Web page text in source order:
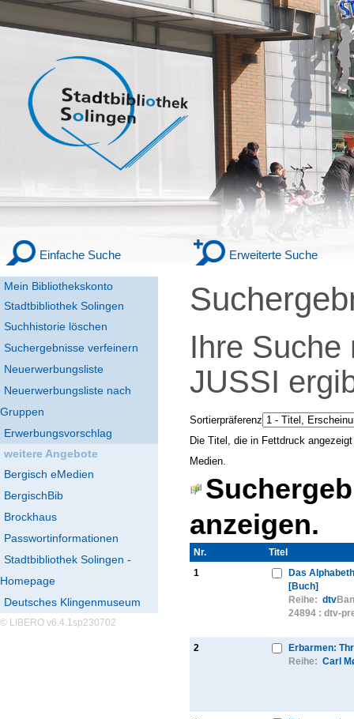
Mein Bibliothekskonto
Stadtbibliothek Solingen
Einfache Suche Erweiterte Suche
Suchhistorie löschen
Suchergebnisse verfeinern
Neuerwerbungsliste
Neuerwerbungsliste nach
Gruppen
Erwerbungsvorschlag
weitere Angebote
Bergisch eMedien
BergischBib
Brockhaus
Passwortinformationen
Stadtbibliothek Solingen -
Homepage
Deutsches Klingenmuseum
© LIBERO v6.4.1sp230702
Ihre
JUSSI
Sortierpräferenz
Die Titel, die in Fettdruck
Medien.
anzeigen.
Nr.
Titel
1
Das
[Buch]
Reihe: dtv
24894 : dtv-
2
Erbarmen:
Reihe: Carl